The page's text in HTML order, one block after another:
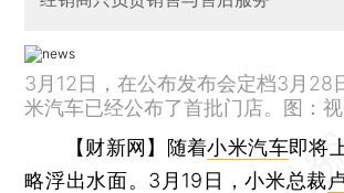
3月12日，在公布发布会定档3月28
米汽车已经公布了首批门店。图：
【财新网】 随着小米汽车即将
略浮出水面。3月19日，小米总裁